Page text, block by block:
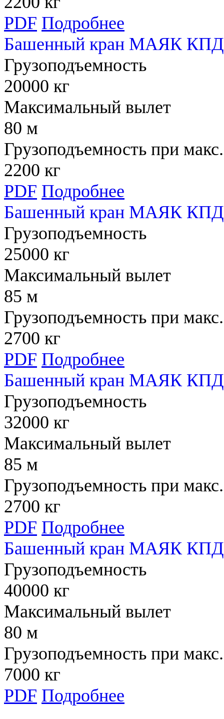
PDF Подробнее
Башенный кран МАЯК КПД
Грузоподъемность
20000 кг
Максимальный вылет
80 м
Грузоподъемность при
2200 кг
PDF Подробнее
Башенный кран МАЯК КПД
Грузоподъемность
25000 кг
Максимальный вылет
85 м
Грузоподъемность при
2700 кг
PDF Подробнее
Башенный кран МАЯК КПД
Грузоподъемность
32000 кг
Максимальный вылет
85 м
Грузоподъемность при
2700 кг
PDF Подробнее
Башенный кран МАЯК КПД
Грузоподъемность
40000 кг
Максимальный вылет
80 м
Грузоподъемность при
7000 кг
PDF Подробнее